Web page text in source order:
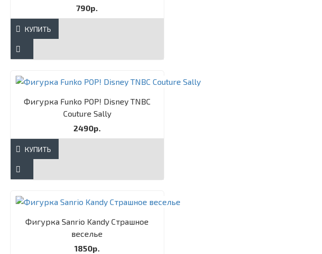
790р.
КУПИТЬ
Фигурка Funko POP! Disney TNBC
Couture Sally​
2490р.
КУПИТЬ
Фигурка Sanrio Kandy Страшное
веселье
1850р.